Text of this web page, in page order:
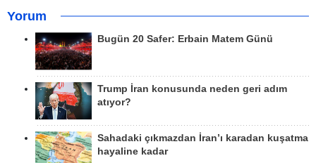
Yorum
Bugün 20 Safer: Erbain Matem Günü
Trump İran konusunda neden geri adım
atıyor?
Sahadaki çıkmazdan İran’ı karadan kuşatma
hayaline kadar